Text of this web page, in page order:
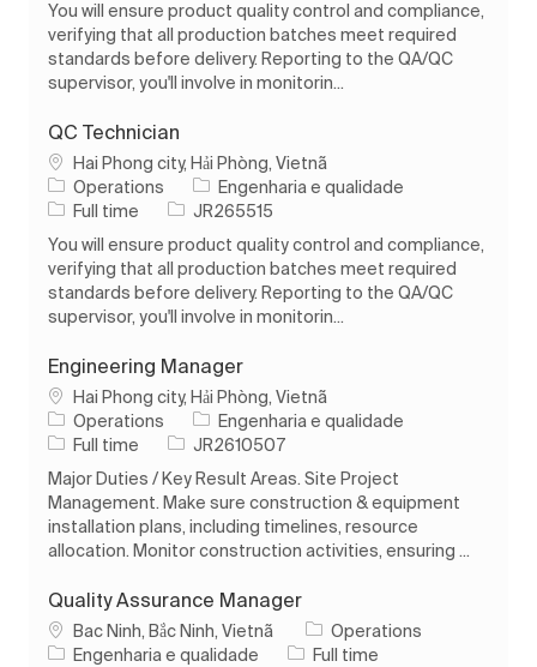
You will ensure product quality control and compliance,
verifying that all production batches meet required
standards before delivery. Reporting to the QA/QC
supervisor, you'll involve in monitorin...
QC Technician
Localização
Hai Phong city, Hải Phòng, Vietnã
Operations
Categoria
Engenharia e qualidade
Tipo de Trabalho
Full time ID do trabalho
JR265515
You will ensure product quality control and compliance,
verifying that all production batches meet required
standards before delivery. Reporting to the QA/QC
supervisor, you'll involve in monitorin...
Engineering Manager
Localização
Hai Phong city, Hải Phòng, Vietnã
Operations
Categoria
Engenharia e qualidade
Tipo de Trabalho
Full time ID do trabalho
JR2610507
Major Duties / Key Result Areas. Site Project
Management. Make sure construction & equipment
installation plans, including timelines, resource
allocation. Monitor construction activities, ensuring ...
Quality Assurance Manager
Localização
Bac Ninh, Bắc Ninh, Vietnã
Operations
Categoria
Engenharia e qualidade Tipo de Trabalho
Full time